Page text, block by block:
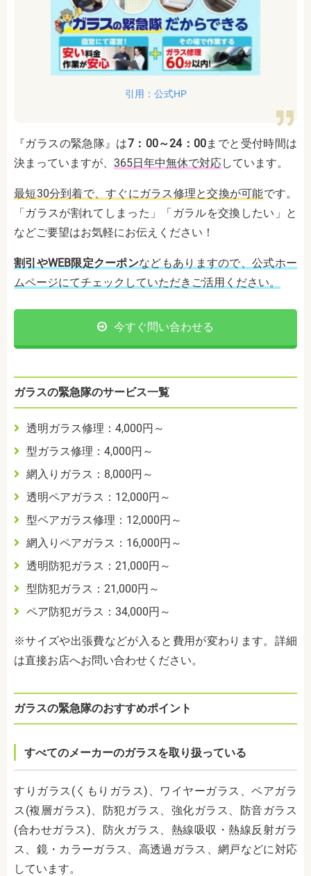
引用：公式HP
『ガラスの緊急隊』は7：00～24：00までと受付時間は
決まっていますが、 365日年中無休で対応しています。
最短30分到着で、すぐにガラス修理と交換が可能です。
「ガラスが割れてしまった」「ガラルを交換したい」と
などご要望はお気軽にお伝えください！
割引やWEB限定クーポンなどもありますので、公式ホー
ムページにてチェックしていただきご活用ください。
今すぐ問い合わせる
ガラスの緊急隊のサービス一覧
透明ガラス修理：4,000円～
型ガラス修理：4,000円～
網入りガラス：8,000円～
透明ペアガラス：12,000円～
型ペアガラス修理：12,000円～
網入りペアガラス：16,000円～
透明防犯ガラス：21,000円～
型防犯ガラス：21,000円～
ペア防犯ガラス：34,000円～
※サイズや出張費などが入ると費用が変わります。詳細
は直接お店へお問い合わせください。
ガラスの緊急隊のおすすめポイント
すべてのメーカーのガラスを取り扱っている
すりガラス(くもりガラス)、ワイヤーガラス、ペアガラ
ス(複層ガラス)、防犯ガラス、強化ガラス、防音ガラス
(合わせガラス)、防火ガラス、熱線吸収・熱線反射ガラ
ス、鏡・カラーガラス、高透過ガラス、網戸などに対応
しています。